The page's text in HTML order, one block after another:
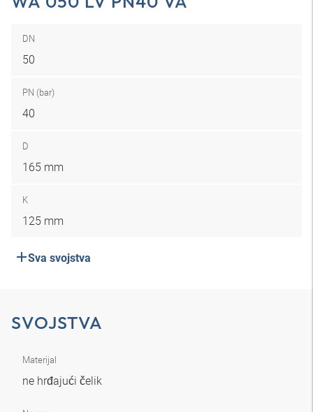
DN
50
PN (bar)
40
D
165 mm
K
125 mm
Sva svojstva
SVOJSTVA
Materijal
ne hrđajući čelik